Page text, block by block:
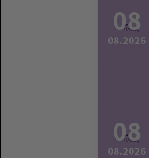
08
08.2026
08
08.2026